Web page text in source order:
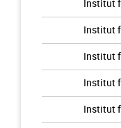
Institut
Institut
Institut
Institut
Institut